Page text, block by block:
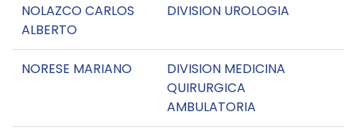
NOLAZCO CARLOS
ALBERTO
DIVISION UROLOGIA
NORESE MARIANO
DIVISION MEDICINA
QUIRURGICA
AMBULATORIA